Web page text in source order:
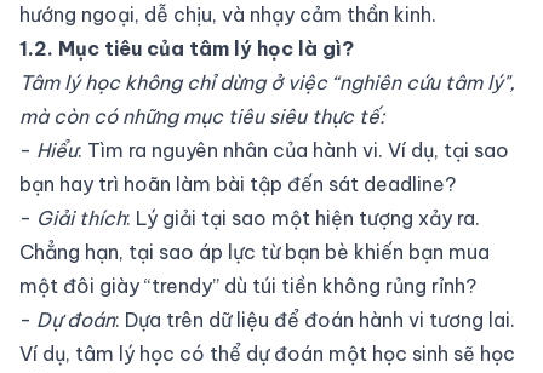
hướng ngoại, dễ chịu, và nhạy cảm thần kinh.
1.2. Mục tiêu của tâm lý học là gì?
Tâm lý học không chỉ dừng ở việc “nghiên cứu tâm lý",
mà còn có những mục tiêu siêu thực tế:
- Hiểu: Tìm ra nguyên nhân của hành vi. Ví dụ, tại sao
bạn hay trì hoãn làm bài tập đến sát deadline?
- Giải thích: Lý giải tại sao một hiện tượng xảy ra.
Chẳng hạn, tại sao áp lực từ bạn bè khiến bạn mua
một đôi giày “trendy” dù túi tiền không rủng rỉnh?
- Dự đoán: Dựa trên dữ liệu để đoán hành vi tương lai.
Ví dụ, tâm lý học có thể dự đoán một học sinh sẽ học